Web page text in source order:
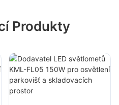
Produkty